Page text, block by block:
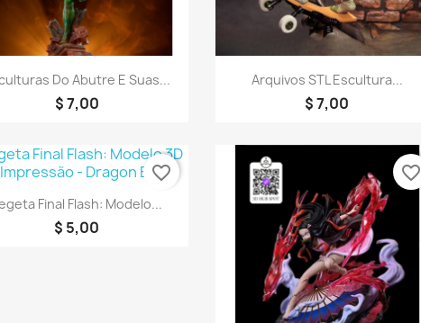
Visualização rápida
Do Abutre E Suas...
$ 7,00
Visualização rápida
Arquivos STL Escultura...
$ 7,00
Visualização rápida
Final Flash: Modelo...
$ 5,00
favorite_border
favorite_border